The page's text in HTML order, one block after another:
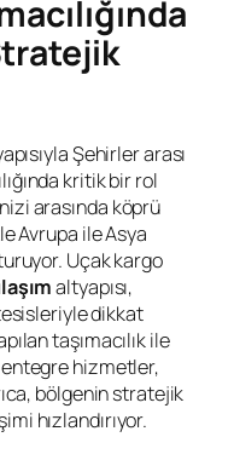
Şehirler arası
kritik bir rol
arasında köprü
Avrupa ile Asya
Uçak kargo
altyapısı,
dikkat
taşımacılık ile
entegre hizmetler,
bölgenin stratejik
hızlandırıyor.